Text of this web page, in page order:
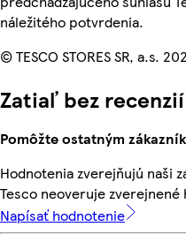
náležitého potvrdenia.
© TESCO STORES SR, a.s.
Zatiaľ bez recenzií
Pomôžte ostatným
Hodnotenia zverejňujú naši
Tesco neoveruje zverejnené
Napísať hodnotenie